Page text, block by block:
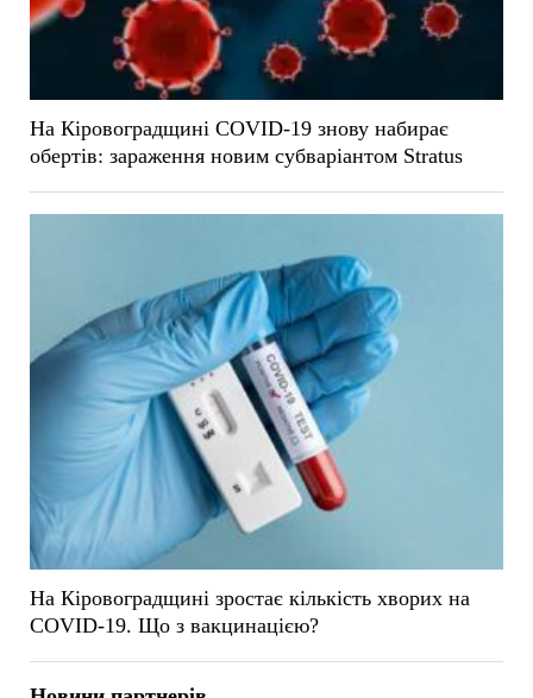
На Кіровоградщині COVID-19 знову набирає
обертів: зараження новим субваріантом Stratus
На Кіровоградщині зростає кількість хворих на
COVID-19. Що з вакцинацією?